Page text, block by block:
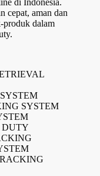
di Indonesia.
cepat, aman dan
produk dalam
SYSTEM